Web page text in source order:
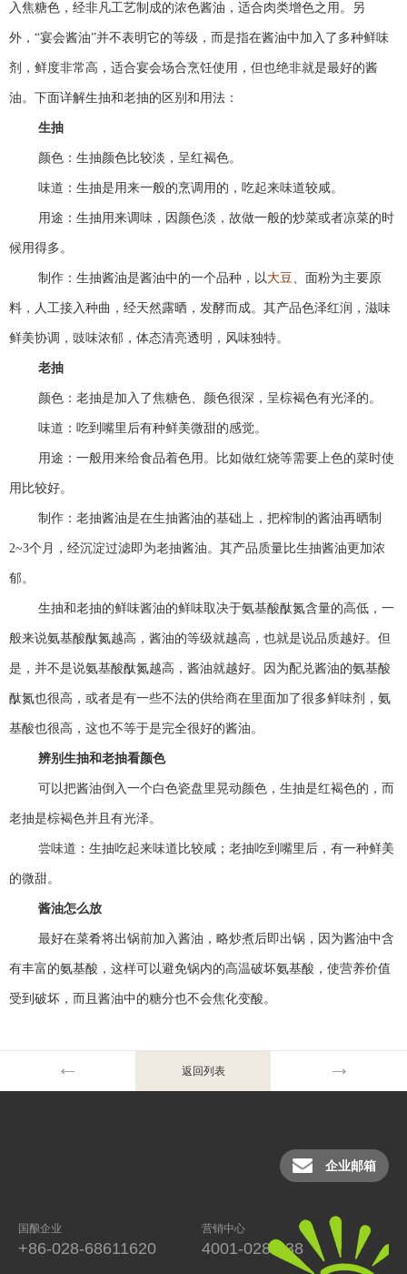
入焦糖色，经非凡工艺制成的浓色酱油，适合肉类增色之用。另
外，“宴会酱油”并不表明它的等级，而是指在酱油中加入了多种鲜味
剂，鲜度非常高，适合宴会场合烹饪使用，但也绝非就是最好的酱
油。下面详解生抽和老抽的区别和用法：
生抽
颜色：生抽颜色比较淡，呈红褐色。
味道：生抽是用来一般的烹调用的，吃起来味道较咸。
用途：生抽用来调味，因颜色淡，故做一般的炒菜或者凉菜的时
候用得多。
制作：生抽酱油是酱油中的一个品种，以大豆、面粉为主要原
料，人工接入种曲，经天然露晒，发酵而成。其产品色泽红润，滋味
鲜美协调，豉味浓郁，体态清亮透明，风味独特。
老抽
颜色：老抽是加入了焦糖色、颜色很深，呈棕褐色有光泽的。
味道：吃到嘴里后有种鲜美微甜的感觉。
用途：一般用来给食品着色用。比如做红烧等需要上色的菜时使
用比较好。
制作：老抽酱油是在生抽酱油的基础上，把榨制的酱油再晒制
2~3个月，经沉淀过滤即为老抽酱油。其产品质量比生抽酱油更加浓
郁。
生抽和老抽的鲜味酱油的鲜味取决于氨基酸酞氮含量的高低，一
般来说氨基酸酞氮越高，酱油的等级就越高，也就是说品质越好。但
是，并不是说氨基酸酞氮越高，酱油就越好。因为配兑酱油的氨基酸
酞氮也很高，或者是有一些不法的供给商在里面加了很多鲜味剂，氨
基酸也很高，这也不等于是完全很好的酱油。
辨别生抽和老抽看颜色
可以把酱油倒入一个白色瓷盘里晃动颜色，生抽是红褐色的，而
老抽是棕褐色并且有光泽。
尝味道：生抽吃起来味道比较咸；老抽吃到嘴里后，有一种鲜美
的微甜。
酱油怎么放
最好在菜肴将出锅前加入酱油，略炒煮后即出锅，因为酱油中含
有丰富的氨基酸，这样可以避免锅内的高温破坏氨基酸，使营养价值
受到破坏，而且酱油中的糖分也不会焦化变酸。
返回列表
国酿企业
+86-028-68611620
营销中心
4001-028-038
企业邮箱